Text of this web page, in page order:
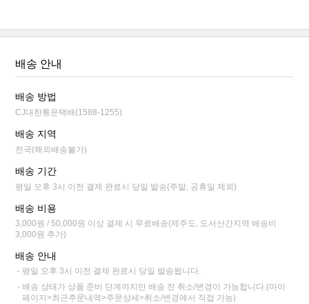
배송 안내
배송 방법
CJ대한통운택배(1588-1255)
배송 지역
전국(해외배송불가)
배송 기간
평일 오후 3시 이전 결제 완료시 당일 발송(주말, 공휴일 제외)
배송 비용
3,000원 / 50,000원 이상 결제 시 무료배송(제주도, 도서산간지역 배송비
3,000원 추가)
배송 안내
평일 오후 3시 이전 결제 완료시 당일 발송됩니다.
배송 상태가 상품 준비 단계까지만 배송 전 취소/변경이 가능합니다.(마이
페이지>최근주문내역>주문상세>취소/변경에서 직접 가능)